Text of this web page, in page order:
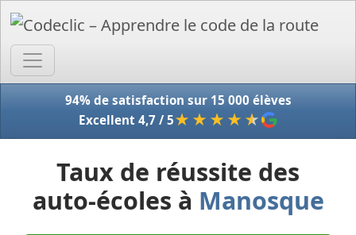
94% de satisfaction sur 15 000 élèves
Excellent 4,7 / 5★★★★ ★
Taux de réussite des
auto-écoles à Manosque